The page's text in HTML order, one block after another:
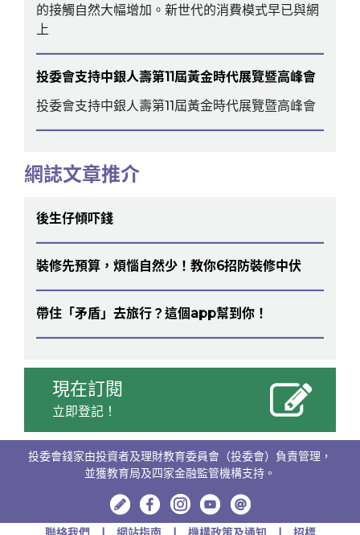
的接觸自然大幅增加。新世代的消費模式早已與網
上
投委會支持中銀人壽第11屆黃金時代展覽暨高峰會
投委會支持中銀人壽第11屆黃金時代展覽暨高峰會
網誌文章推介
後生仔傾吓錢
裝修先預算，煩惱自然少！教你6招防裝修中伏
帶住「矛盾」去旅行？這個app幫到你！
現在訂閱
立即登記！
投委會錢家由投資者及理財教育委員會（投委會）負責管理，
並獲教育局及四家金融監管機構支持。